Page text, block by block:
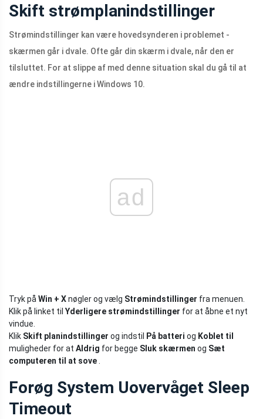
Skift strømplanindstillinger
Strømindstillinger kan være hovedsynderen i problemet -
skærmen går i dvale. Ofte går din skærm i dvale, når den er
tilsluttet. For at slippe af med denne situation skal du gå til at
ændre indstillingerne i Windows 10.
ad
Tryk på Win + Xnøgler og vælg Strømindstillinger fra menuen.
Klik på linket til Yderligere strømindstillinger for at åbne et nyt
vindue.
Klik Skift planindstillinger og indstil På batteri og Koblet til
muligheder for at Aldrig for begge Sluk skærmen og Sæt
computeren til at sove
Forøg System Uovervåget Sleep
Timeout